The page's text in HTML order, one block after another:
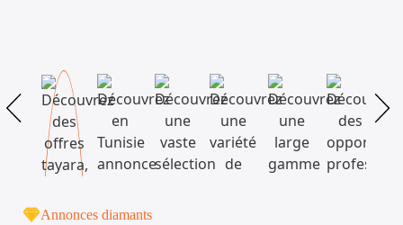
Annonces diamants